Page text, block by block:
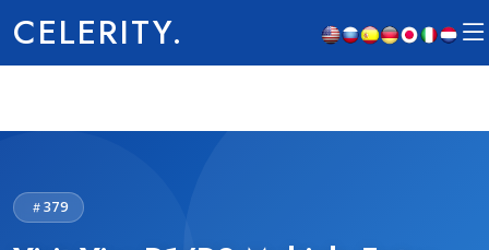
CELERITY.
379